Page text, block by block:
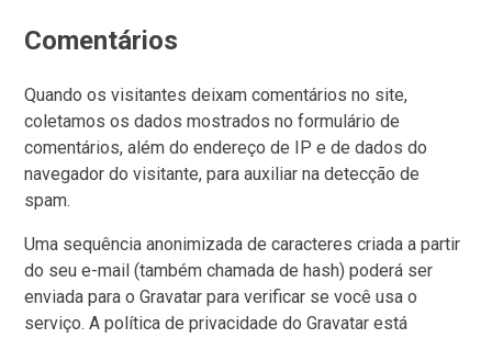
Comentários
Quando os visitantes deixam comentários no site,
coletamos os dados mostrados no formulário de
comentários, além do endereço de IP e de dados do
navegador do visitante, para auxiliar na detecção de
spam.
Uma sequência anonimizada de caracteres criada a partir
do seu e-mail (também chamada de hash) poderá ser
enviada para o Gravatar para verificar se você usa o
serviço. A política de privacidade do Gravatar está